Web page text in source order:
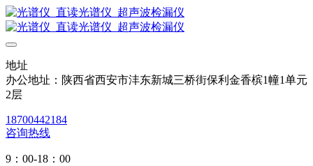
地址
办公地址：陕西省西安市沣东新城三桥街保利金香槟1幢1单元
2层
18700442184
咨询热线
9：00-18：00